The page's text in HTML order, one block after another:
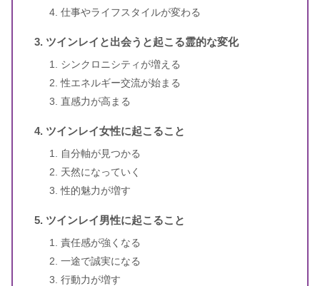
仕事やライフスタイルが変わる
ツインレイと出会うと起こる霊的な変化
シンクロニシティが増える
性エネルギー交流が始まる
直感力が高まる
ツインレイ女性に起こること
自分軸が見つかる
天然になっていく
性的魅力が増す
ツインレイ男性に起こること
責任感が強くなる
一途で誠実になる
行動力が増す